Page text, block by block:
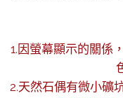
1.因螢幕顯示的關係
2.天然石偶有微小礦